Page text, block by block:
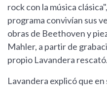
rock con la música
programa convivían sus
obras de Beethoven y
Mahler, a partir de
propio Lavandera rescató.
Lavandera explicó que